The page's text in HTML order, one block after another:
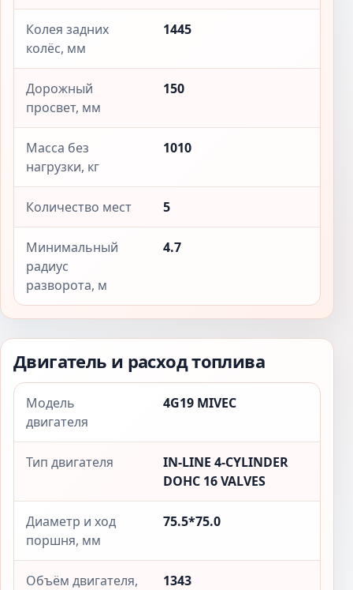
Колея задних
колёс, мм
1445
Дорожный
просвет, мм
150
Масса без
нагрузки, кг
1010
Количество мест 5
Минимальный
радиус
разворота, м
4.7
Двигатель и расход топлива
Модель
двигателя
4G19 MIVEC
Тип двигателя
IN-LINE 4-CYLINDER
DOHC 16 VALVES
Диаметр и ход
поршня, мм
75.5*75.0
Объём двигателя,
1343